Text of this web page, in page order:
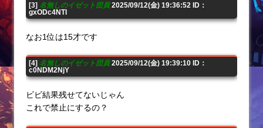
[3] 名無しのイゼット団員2025/09/12(金) 19:36:52 ID：
gxODc4NTI
なお1位は15才です
[4] 名無しのイゼット団員2025/09/12(金) 19:39:10 ID：
c0NDM2NjY
ビビ結果残せてないじゃん
これで禁止にするの？